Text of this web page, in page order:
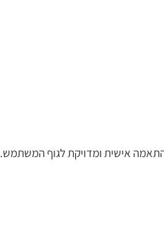
התאמה אישית ומדויקת לגוף המשתמש.